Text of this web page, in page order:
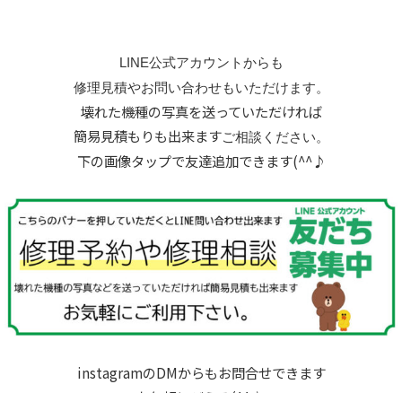
LINE公式アカウントからも
修理見積やお問い合わせもいただけます。
壊れた機種の写真を送っていただければ
簡易見積もりも出来ますご相談ください。
下の画像タップで友達追加できます(^^♪
instagramのDMからもお問合せできます